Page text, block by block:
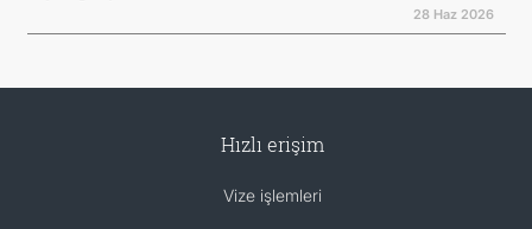
28 Haz 2026
Hızlı erişim
Vize işlemleri